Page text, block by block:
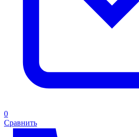
0
Сравнить